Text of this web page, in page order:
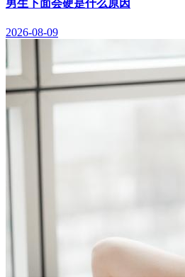
男生下面会硬是什么原因
2026-08-09